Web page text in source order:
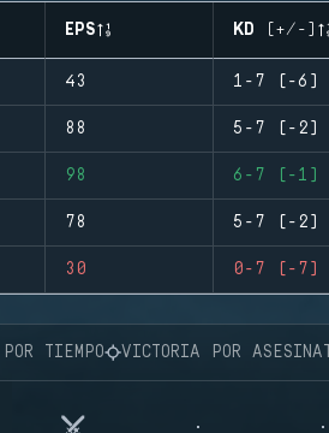
EPS KD (+/-)
43 1-7 (-6)
88 5-7 (-2)
98 6-7 (-1)
78 5-7 (-2)
30 0-7 (-7)
TIEMPO VICTORIA POR